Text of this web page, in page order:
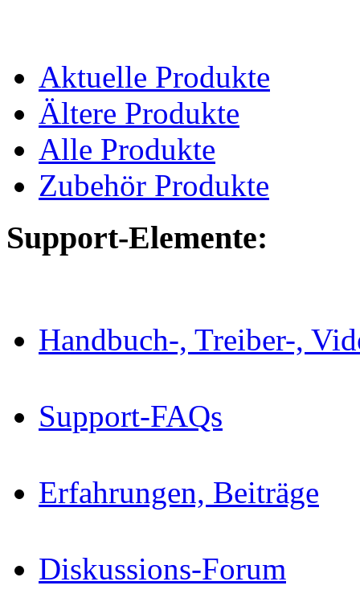
Aktuelle Produkte
Ältere Produkte
Alle Produkte
Zubehör Produkte
Support-Elemente:
Handbuch-, Treiber-,
Support-FAQs
Erfahrungen, Beiträge
Diskussions-Forum